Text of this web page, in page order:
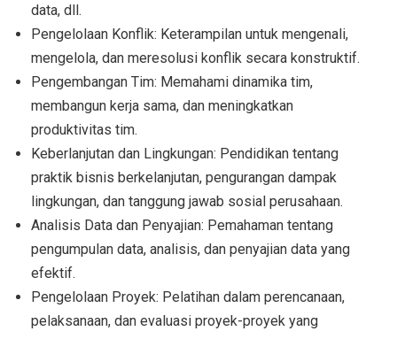
data, dll.
Pengelolaan Konflik: Keterampilan untuk mengenali,
mengelola, dan meresolusi konflik secara konstruktif.
Pengembangan Tim: Memahami dinamika tim,
membangun kerja sama, dan meningkatkan
produktivitas tim.
Keberlanjutan dan Lingkungan: Pendidikan tentang
praktik bisnis berkelanjutan, pengurangan dampak
lingkungan, dan tanggung jawab sosial perusahaan.
Analisis Data dan Penyajian: Pemahaman tentang
pengumpulan data, analisis, dan penyajian data yang
efektif.
Pengelolaan Proyek: Pelatihan dalam perencanaan,
pelaksanaan, dan evaluasi proyek-proyek yang